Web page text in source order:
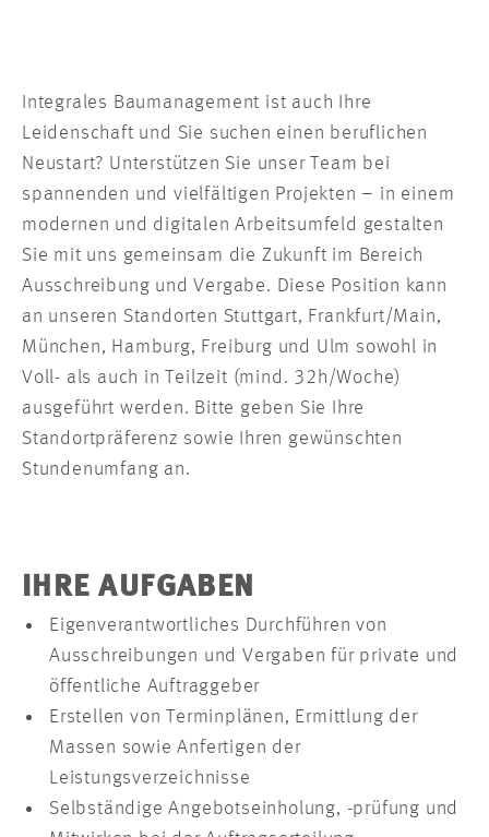
Integrales Baumanagement ist auch Ihre
Leidenschaft und Sie suchen einen beruflichen
Neustart? Unterstützen Sie unser Team bei
spannenden und vielfältigen Projekten – in einem
modernen und digitalen Arbeitsumfeld gestalten
Sie mit uns gemeinsam die Zukunft im Bereich
Ausschreibung und Vergabe. Diese Position kann
an unseren Standorten Stuttgart, Frankfurt/Main,
München, Hamburg, Freiburg und Ulm sowohl in
Voll- als auch in Teilzeit (mind. 32h/Woche)
ausgeführt werden. Bitte geben Sie Ihre
Standortpräferenz sowie Ihren gewünschten
Stundenumfang an.
IHRE AUFGABEN
Eigenverantwortliches Durchführen von
Ausschreibungen und Vergaben für private und
öffentliche Auftraggeber
Erstellen von Terminplänen, Ermittlung der
Massen sowie Anfertigen der
Leistungsverzeichnisse
Selbständige Angebotseinholung, -prüfung und